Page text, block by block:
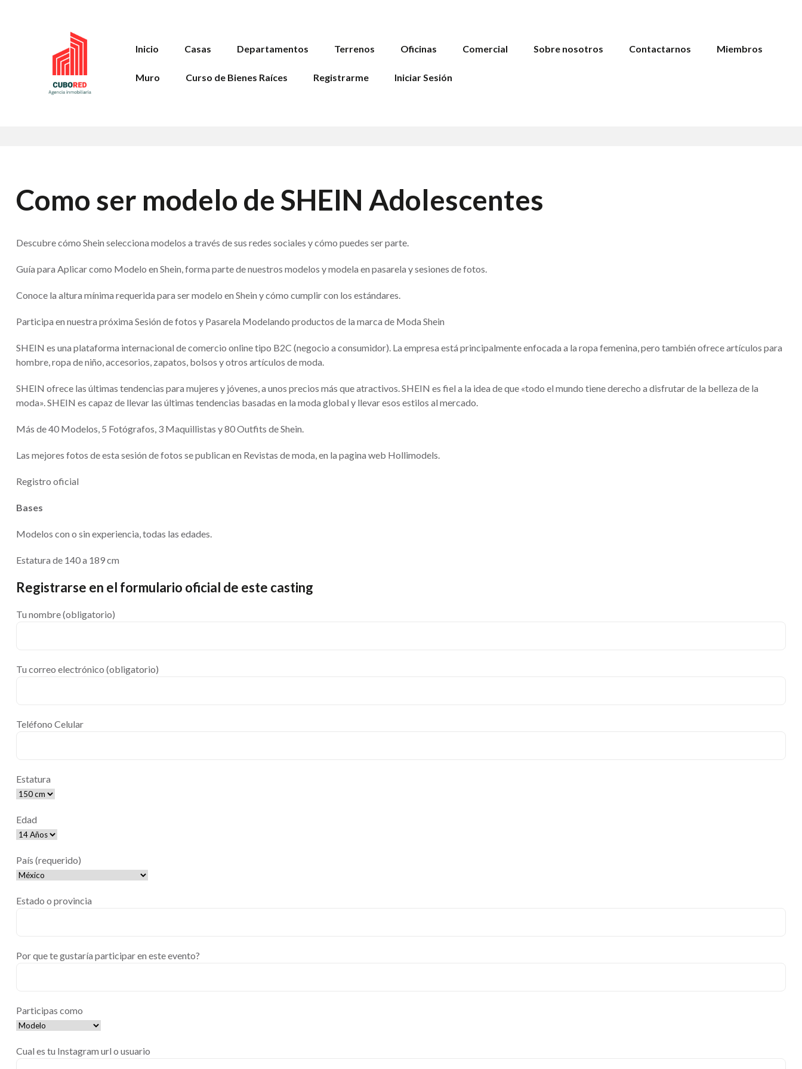
Inicio Casas Departamentos Terrenos Oficinas Comercial Sobre nosotros Contactarnos Miembros
Muro Curso de Bienes Raíces Registrarme Iniciar Sesión
Como ser modelo de SHEIN Adolescentes
Descubre cómo Shein selecciona modelos a través de sus redes sociales y cómo puedes ser parte.
Guía para Aplicar como Modelo en Shein, forma parte de nuestros modelos y modela en pasarela y sesiones de fotos.
Conoce la altura mínima requerida para ser modelo en Shein y cómo cumplir con los estándares.
Participa en nuestra próxima Sesión de fotos y Pasarela Modelando productos de la marca de Moda Shein
SHEIN es una plataforma internacional de comercio online tipo B2C (negocio a consumidor). La empresa está principalmente enfocada a la ropa femenina, pero también ofrece artículos para
hombre, ropa de niño, accesorios, zapatos, bolsos y otros artículos de moda.
SHEIN ofrece las últimas tendencias para mujeres y jóvenes, a unos precios más que atractivos. SHEIN es fiel a la idea de que «todo el mundo tiene derecho a disfrutar de la belleza de la
moda». SHEIN es capaz de llevar las últimas tendencias basadas en la moda global y llevar esos estilos al mercado.
Más de 40 Modelos, 5 Fotógrafos, 3 Maquillistas y 80 Outfits de Shein.
Las mejores fotos de esta sesión de fotos se publican en Revistas de moda, en la pagina web Hollimodels.
Registro oficial
Bases
Modelos con o sin experiencia, todas las edades.
Estatura de 140 a 189 cm
Registrarse en el formulario oficial de este casting
Tu nombre (obligatorio)
Tu correo electrónico (obligatorio)
Teléfono Celular
Estatura
Edad
País (requerido)
Estado o provincia
Por que te gustaría participar en este evento?
Participas como
Cual es tu Instagram url o usuario